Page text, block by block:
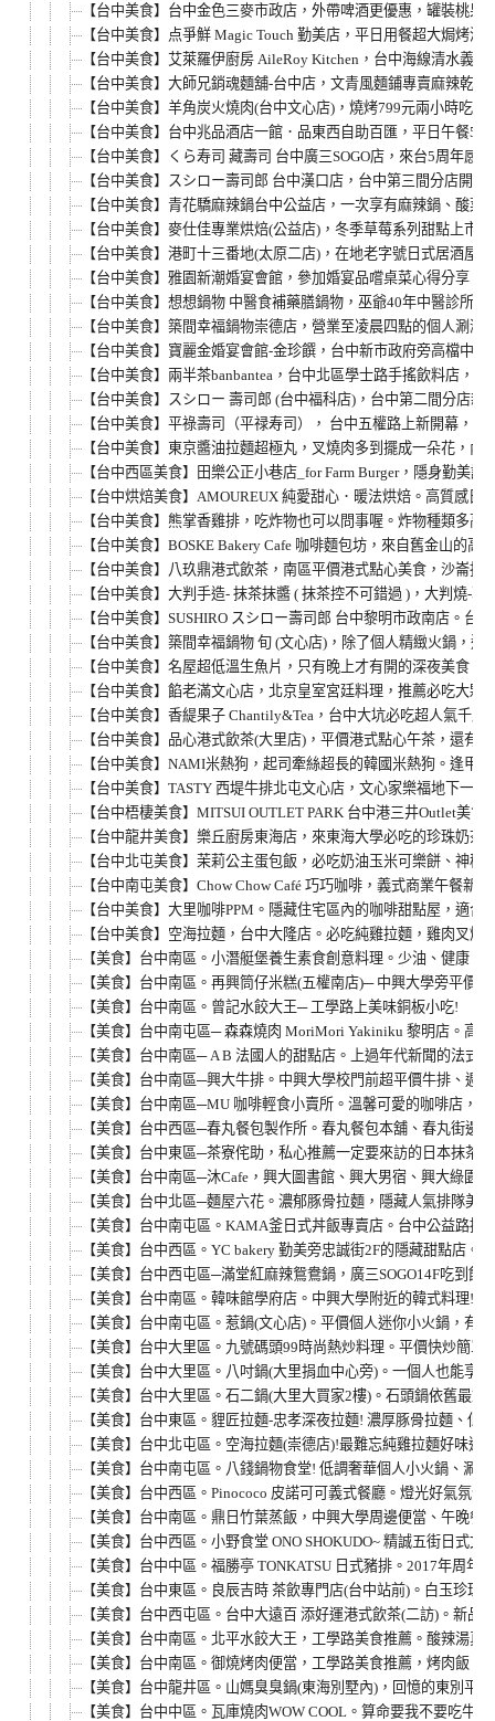
【台中美食】台中金色三麥市政店，外帶啤酒更優惠，罐裝桃
【台中美食】点爭鮮 Magic Touch 勤美店，平日用餐超大焗烤
【台中美食】艾萊羅伊廚房 AileRoy Kitchen，台中海線清水義
【台中美食】大師兄銷魂麵舖-台中店，文青風麵鋪專賣麻辣乾
【台中美食】羊角炭火燒肉(台中文心店)，燒烤799元兩小時吃
【台中美食】台中兆品酒店一館．品東西自助百匯，平日午餐
【台中美食】くら寿司 藏壽司 台中廣三SOGO店，來台5周年
【台中美食】スシロー壽司郎 台中漢口店，台中第三間分店開
【台中美食】青花驕麻辣鍋台中公益店，一次享有麻辣鍋、酸
【台中美食】麥仕佳專業烘焙(公益店)，冬季草莓系列甜點上
【台中美食】港町十三番地(太原二店)，在地老字號日式居酒
【台中美食】雅園新潮婚宴會館，參加婚宴品嚐桌菜心得分享
【台中美食】想想鍋物 中醫食補藥膳鍋物，巫爺40年中醫診所
【台中美食】築間幸福鍋物崇德店，營業至凌晨四點的個人涮
【台中美食】寶麗金婚宴會館-金珍饌，台中新市政府旁高檔中
【台中美食】兩半茶banbantea，台中北區學士路手搖飲料店
【台中美食】スシロー 壽司郎 (台中福科店)，台中第二間分店
【台中美食】平祿壽司（平禄寿司）， 台中五權路上新開幕，
【台中美食】東京醬油拉麵超極丸，叉燒肉多到擺成一朵花，
【台中西區美食】田樂公正小巷店_for Farm Burger，隱身勤美
【台中烘焙美食】AMOUREUX 純愛甜心．暖法烘焙。高質感
【台中美食】熊掌香雞排，吃炸物也可以問事喔。炸物種類多
【台中美食】BOSKE Bakery Cafe 咖啡麵包坊，來自舊金山的
【台中美食】八玖鼎港式飲茶，南區平價港式點心美食，沙崙
【台中美食】大判手造- 抹茶抹醬 ( 抹茶控不可錯過 )，大判燒-
【台中美食】SUSHIRO スシロー壽司郎 台中黎明市政南店。
【台中美食】築間幸福鍋物 旬 (文心店)，除了個人精緻火鍋，
【台中美食】名屋超低溫生魚片，只有晚上才有開的深夜美食
【台中美食】餡老滿文心店，北京皇室宮廷料理，推薦必吃大
【台中美食】香緹果子 Chantily&Tea，台中大坑必吃超人氣千
【台中美食】品心港式飲茶(大里店)，平價港式點心午茶，還
【台中美食】NAMI米熱狗，起司牽絲超長的韓國米熱狗。逢甲
【台中美食】TASTY 西堤牛排北屯文心店，文心家樂福地下一樓
【台中梧棲美食】MITSUI OUTLET PARK 台中港三井Outlet美
【台中龍井美食】樂丘廚房東海店，來東海大學必吃的珍珠奶
【台中北屯美食】茉莉公主蛋包飯，必吃奶油玉米可樂餅、神
【台中南屯美食】Chow Chow Café 巧巧咖啡，義式商業午餐
【台中美食】大里咖啡PPM。隱藏住宅區內的咖啡甜點屋，適
【台中美食】空海拉麵，台中大隆店。必吃純雞拉麵，雞肉叉
【美食】台中南區。小潛艇堡養生素食創意料理。少油、健康
【美食】台中南區。再興筒仔米糕(五權南店)─ 中興大學旁平價
【美食】台中南區。曾記水餃大王─ 工學路上美味銅板小吃!
【美食】台中南屯區─ 森森燒肉 MoriMori Yakiniku 黎明店。高
【美食】台中南區─ A B 法國人的甜點店。上過年代新聞的法式
【美食】台中南區─興大牛排。中興大學校門前超平價牛排、週
【美食】台中南區─MU 咖啡輕食小賣所。溫馨可愛的咖啡店，
【美食】台中西區─春丸餐包製作所。春丸餐包本舖、春丸街邊
【美食】台中東區─茶寮侘助，私心推薦一定要來訪的日本抹茶
【美食】台中南區─沐Cafe，興大圖書館、興大男宿、興大綠園
【美食】台中北區─麵屋六花。濃郁豚骨拉麵，隱藏人氣排隊美
【美食】台中南屯區。KAMA釜日式丼飯專賣店。台中公益路
【美食】台中西區。YC bakery 勤美旁忠誠街2F的隱藏甜點店。
【美食】台中西屯區─滿堂紅麻辣鴛鴦鍋，廣三SOGO14F吃到飽
【美食】台中南區。韓味館學府店。中興大學附近的韓式料理!
【美食】台中南屯區。惹鍋(文心店)。平價個人迷你小火鍋，有
【美食】台中大里區。九號碼頭99時尚熱炒料理。平價快炒簡單
【美食】台中大里區。八吋鍋(大里捐血中心旁)。一個人也能享
【美食】台中大里區。石二鍋(大里大買家2樓)。石頭鍋依舊最對
【美食】台中東區。貍匠拉麵-忠孝深夜拉麵! 濃厚豚骨拉麵、低
【美食】台中北屯區。空海拉麵(崇德店)!最難忘純雞拉麵好味
【美食】台中南屯區。八錢鍋物食堂! 低調奢華個人小火鍋、涮
【美食】台中西區。Pinococo 皮諾可可義式餐廳。燈光好氣氛
【美食】台中南區。鼎日竹葉蒸飯，中興大學周邊便當、午晚餐
【美食】台中西區。小野食堂 ONO SHOKUDO~ 精誠五街日式
【美食】台中中區。福勝亭 TONKATSU 日式豬排。2017年周年
【美食】台中東區。良辰吉時 茶飲專門店(台中站前)。白玉珍珠
【美食】台中西屯區。台中大遠百 添好運港式飲茶(二訪)。新
【美食】台中南區。北平水餃大王，工學路美食推薦。酸辣湯真
【美食】台中南區。御燒烤肉便當，工學路美食推薦，烤肉飯、
【美食】台中龍井區。山媽臭臭鍋(東海別墅內)，回憶的東別平
【美食】台中中區。瓦庫燒肉WOW COOL。算命要我不要吃牛